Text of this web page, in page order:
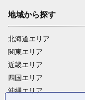
地域から探す
北海道エリア
関東エリア
近畿エリア
四国エリア
沖縄エリア